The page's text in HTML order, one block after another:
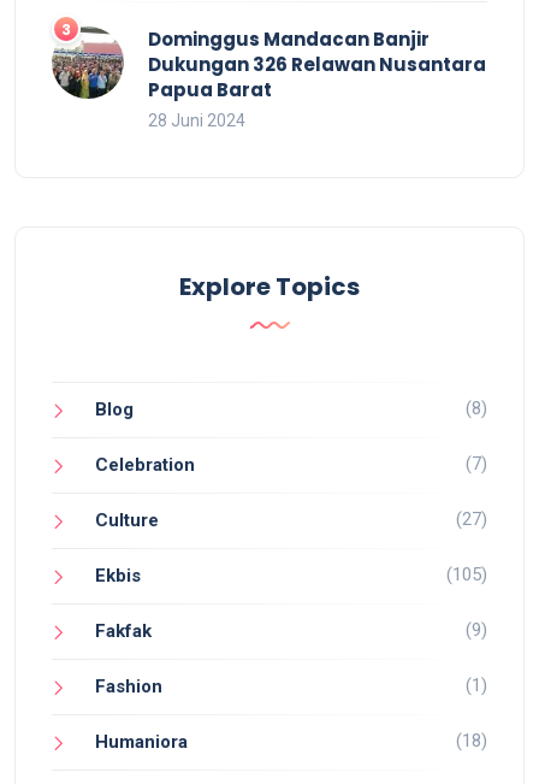
Dominggus Mandacan Banjir
Dukungan 326 Relawan Nusantara
Papua Barat
28 Juni 2024
Explore Topics
Blog (8)
Celebration (7)
Culture (27)
Ekbis (105)
Fakfak (9)
Fashion (1)
Humaniora (18)